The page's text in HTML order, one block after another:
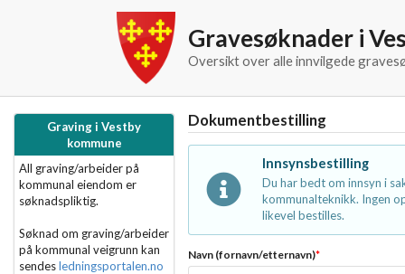
Gravesøknader i
Oversikt over alle innvilgede
Graving i Vestby
kommune
All graving/arbeider på
kommunal eiendom er
søknadspliktig.
Søknad om graving/arbeider
på kommunal veigrunn kan
sendesledningsportalen.no
Dokumentbestilling
Innsynsbestilling
Du har bedt om innsyn i
kommunalteknikk. Ingen
likevel bestilles.
Navn (fornavn/etternavn)*